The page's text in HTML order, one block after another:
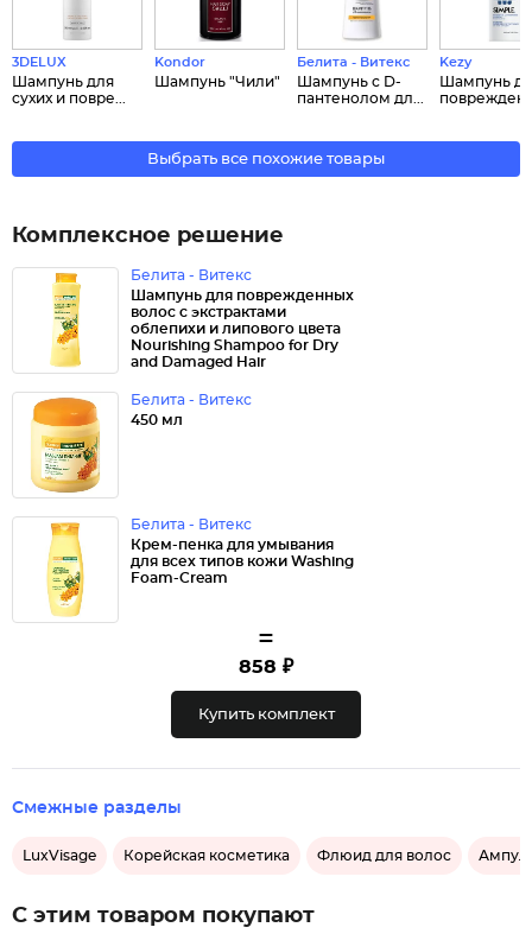
3DELUX
Шампунь для
сухих и повре...
Kondor
Шампунь "Чили"
Белита - Витекс
Шампунь с D-
пантенолом дл...
Kezy
Шампунь
Выбрать все похожие товары
Комплексное решение
Белита - Витекс
Шампунь для поврежденных
волос с экстрактами
облепихи и липового цвета
Nourishing Shampoo for Dry
and Damaged Hair
Белита - Витекс
450 мл
Белита - Витекс
Крем-пенка для умывания
для всех типов кожи Washing
Foam-Cream
=
858 ₽
Купить комплект
Смежные разделы
LuxVisage Корейская косметика Флюид для волос
С этим товаром покупают